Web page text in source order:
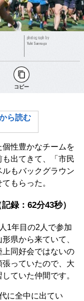
photograph by
Yuki Suenaga
コピー
ら読む
性豊かなチームを
出てきて、「市民
もバックグラウン
もらった。
録：62分43秒）
1年目の2人で参加
県から来ていて、
同好会ではないの
っていたので、大
ていた仲間です。
に全中に出てい